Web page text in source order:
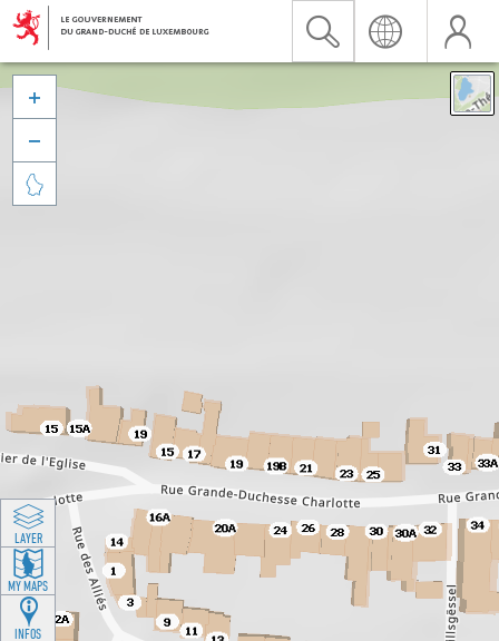



LAYER
MY MAPS
INFOS